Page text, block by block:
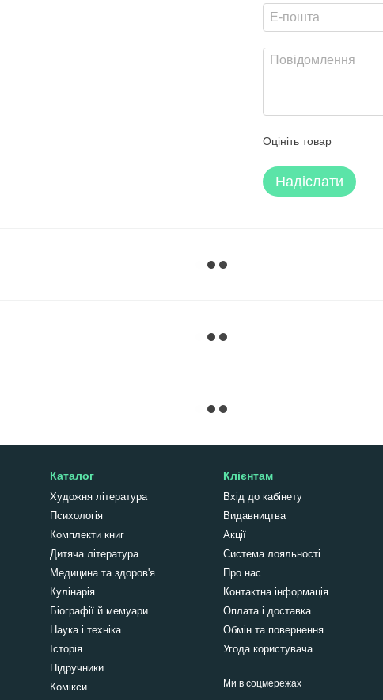
Оцініть товар
Надіслати
Каталог
Художня література
Психологія
Комплекти книг
Дитяча література
Медицина та здоров'я
Кулінарія
Біографії й мемуари
Наука і техніка
Історія
Підручники
Комікси
Клієнтам
Вхід до кабінету
Видавництва
Акції
Система лояльності
Про нас
Контактна інформація
Оплата і доставка
Обмін та повернення
Угода користувача
Ми в соцмережах